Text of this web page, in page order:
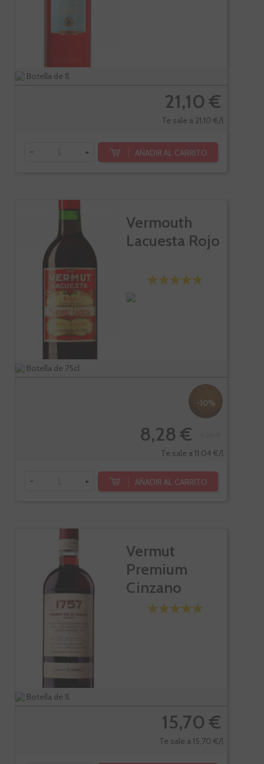
Botella de 1l.
21,10 €
Te sale a 21,10 €/l
- + AÑADIR AL CARRITO
Vermouth
Lacuesta Rojo
Botella de 75cl.
-10%
8,28 €
Te sale a 11,04 €/l
- + AÑADIR AL CARRITO
Vermut
Premium
Cinzano
Rosso 1757
Botella de 1l.
15,70 €
Te sale a 15,70 €/l